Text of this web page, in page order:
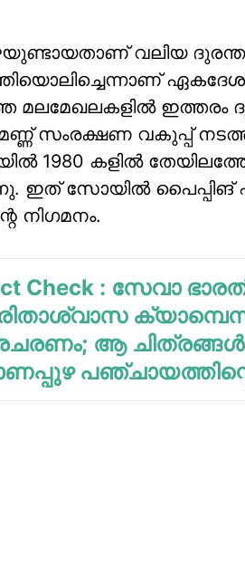
വലിയ
മലമേഖലകളില്‍
സംരക്ഷണ വകുപ്പ്
1980 കളില്‍
ഇത് സോയില്‍ പൈപ്പിങ്
നിഗമനം.
Check : സേവാ
ആ ചിത്രങ്ങള്‍